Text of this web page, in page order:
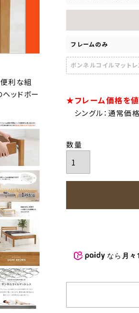
利な組
ッドボー
フレームのみ
ボンネルコイルマットレ
★フレーム価格を値
シングル：通常価
なら 月